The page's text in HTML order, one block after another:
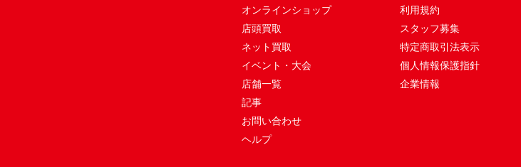
オンラインショップ
店頭買取
ネット買取
イベント・大会
店舗一覧
記事
お問い合わせ
ヘルプ
利用規約
スタッフ募集
特定商取引法表示
個人情報保護指針
企業情報